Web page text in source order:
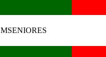
MSENIORES